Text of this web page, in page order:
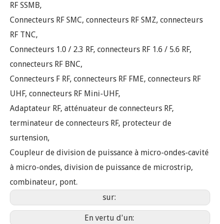
RF SSMB,
Connecteurs RF SMC, connecteurs RF SMZ, connecteurs
RF TNC,
Connecteurs 1.0 / 2.3 RF, connecteurs RF 1.6 / 5.6 RF,
connecteurs RF BNC,
Connecteurs F RF, connecteurs RF FME, connecteurs RF
UHF, connecteurs RF Mini-UHF,
Adaptateur RF, atténuateur de connecteurs RF,
terminateur de connecteurs RF, protecteur de
surtension,
Coupleur de division de puissance à micro-ondes-cavité
à micro-ondes, division de puissance de microstrip,
combinateur, pont.
sur:
En vertu d'un: